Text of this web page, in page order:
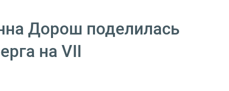
Дорош поделилась
на VII